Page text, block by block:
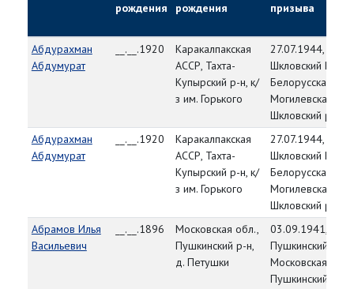
рождения
рождения
призыва
Абдурахман
Абдумурат
__.__.1920
Каракалпакская
АССР, Тахта-
Купырский р-н, к/
з им. Горького
27.07.1944,
Шкловский РВК,
Белорусская
Могилевская
Шкловский р-н
Абдурахман
Абдумурат
__.__.1920
Каракалпакская
АССР, Тахта-
Купырский р-н, к/
з им. Горького
27.07.1944,
Шкловский РВК,
Белорусская
Могилевская
Шкловский р-н
Абрамов Илья
Васильевич
__.__.1896
Московская обл.,
Пушкинский р-н,
д. Петушки
03.09.1941,
Пушкинский РВК,
Московская обл.,
Пушкинский р-н